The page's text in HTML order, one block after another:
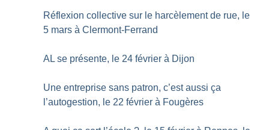
Réflexion collective sur le harcèlement de rue, le
5 mars à Clermont-Ferrand
AL se présente, le 24 février à Dijon
Une entreprise sans patron, c’est aussi ça
l’autogestion, le 22 février à Fougères